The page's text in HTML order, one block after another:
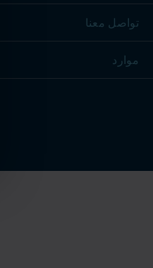
تواصل معنا
موارد